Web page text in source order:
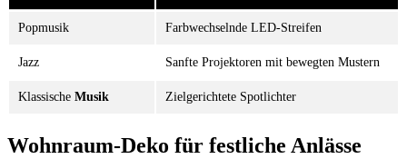
Popmusik Farbwechselnde LED-Streifen
Jazz Sanfte Projektoren mit bewegten Mustern
Klassische Musik Zielgerichtete Spotlichter
Wohnraum-Deko für festliche Anlässe